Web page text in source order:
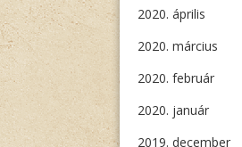
2020. április
2020. március
2020. február
2020. január
2019. december